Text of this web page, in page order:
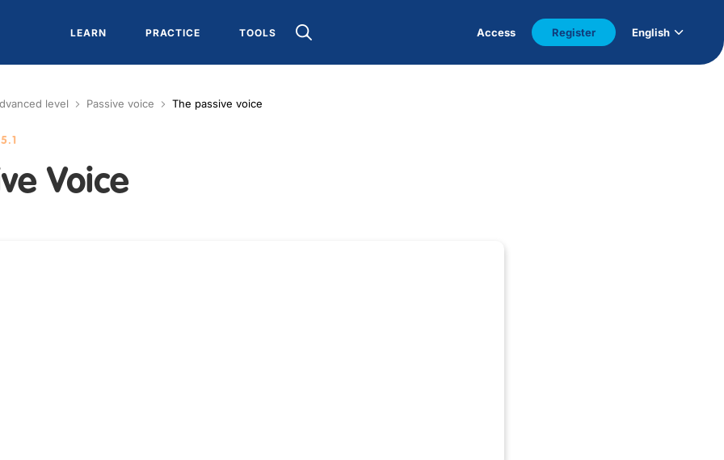
LEARN PRACTICE TOOLS Access Register English
level Passive voice The passive voice
Voice